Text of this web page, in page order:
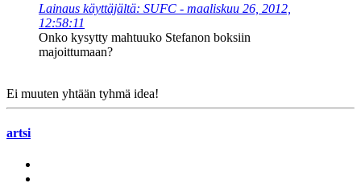
Lainaus käyttäjältä: SUFC - maaliskuu 26, 2012,
12:58:11
Onko kysytty mahtuuko Stefanon boksiin
majoittumaan?
Ei muuten yhtään tyhmä idea!
artsi